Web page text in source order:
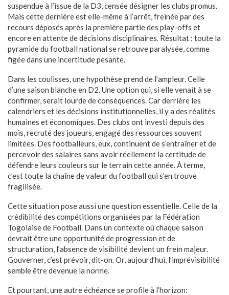
suspendue à l’issue de la D3, censée désigner les clubs promus.
Mais cette dernière est elle-même à l’arrêt, freinée par des
recours déposés après la première partie des play-offs et
encore en attente de décisions disciplinaires. Résultat : toute la
pyramide du football national se retrouve paralysée, comme
figée dans une incertitude pesante.
Dans les coulisses, une hypothèse prend de l’ampleur. Celle
d’une saison blanche en D2. Une option qui, si elle venait à se
confirmer, serait lourde de conséquences. Car derrière les
calendriers et les décisions institutionnelles, il y a des réalités
humaines et économiques. Des clubs ont investi depuis des
mois, recruté des joueurs, engagé des ressources souvent
limitées. Des footballeurs, eux, continuent de s’entraîner et de
percevoir des salaires sans avoir réellement la certitude de
défendre leurs couleurs sur le terrain cette année. À terme,
c’est toute la chaîne de valeur du football qui s’en trouve
fragilisée.
Cette situation pose aussi une question essentielle. Celle de la
crédibilité des compétitions organisées par la Fédération
Togolaise de Football. Dans un contexte où chaque saison
devrait être une opportunité de progression et de
structuration, l’absence de visibilité devient un frein majeur.
Gouverner, c’est prévoir, dit-on. Or, aujourd’hui, l’imprévisibilité
semble être devenue la norme.
Et pourtant, une autre échéance se profile à l’horizon: